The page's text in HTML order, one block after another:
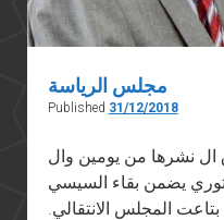
مجلس الرياسة
Published 31/12/2018
ال نشرها من يومين وال
يضمن بقاء السيسي
المجلس الانتقالي.